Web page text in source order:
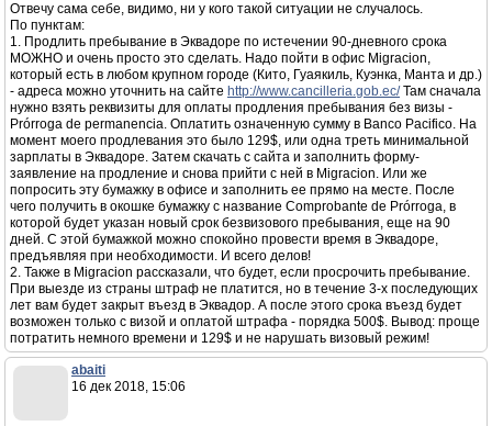
Отвечу сама себе, видимо, ни у кого такой ситуации не случалось.
По пунктам:
1. Продлить пребывание в Эквадоре по истечении 90-дневного срока
МОЖНО и очень просто это сделать. Надо пойти в офис Migracion,
который есть в любом крупном городе (Кито, Гуаякиль, Куэнка, Манта и др.)
- адреса можно уточнить на сайте http://www.cancilleria.gob.ec/Там сначала
нужно взять реквизиты для оплаты продления пребывания без визы -
Prórroga de permanencia. Оплатить означенную сумму в Banco Pacifico. На
момент моего продлевания это было 129$, или одна треть минимальной
зарплаты в Эквадоре. Затем скачать с сайта и заполнить форму-
заявление на продление и снова прийти с ней в Migracion. Или же
попросить эту бумажку в офисе и заполнить ее прямо на месте. После
чего получить в окошке бумажку с название Comprobante de Prórroga, в
которой будет указан новый срок безвизового пребывания, еще на 90
дней. С этой бумажкой можно спокойно провести время в Эквадоре,
предъявляя при необходимости. И всего делов!
2. Также в Migracion рассказали, что будет, если просрочить пребывание.
При выезде из страны штраф не платится, но в течение 3-х последующих
лет вам будет закрыт въезд в Эквадор. А после этого срока въезд будет
возможен только с визой и оплатой штрафа - порядка 500$. Вывод: проще
потратить немного времени и 129$ и не нарушать визовый режим!
abaiti
16 дек 2018, 15:06